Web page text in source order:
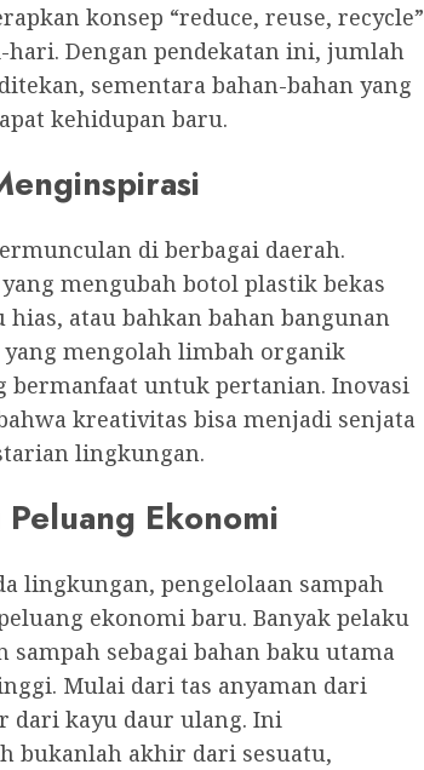
konsep “reduce, reuse, recycle”
hari. Dengan pendekatan ini, jumlah
sementara bahan-bahan yang
kehidupan baru.
di berbagai daerah.
mengubah botol plastik bekas
atau bahkan bahan bangunan
mengolah limbah organik
bermanfaat untuk pertanian. Inovasi
kreativitas bisa menjadi senjata
lingkungan.
Ekonomi
lingkungan, pengelolaan sampah
ekonomi baru. Banyak pelaku
sebagai bahan baku utama
Mulai dari tas anyaman dari
dari kayu daur ulang. Ini
bukanlah akhir dari sesuatu,